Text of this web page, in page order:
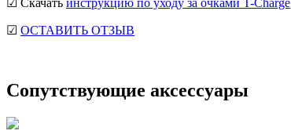
☑ Скачать инструкцию по уходу за очками T-Charge
☑ ОСТАВИТЬ ОТЗЫВ
Сопутствующие аксессуары